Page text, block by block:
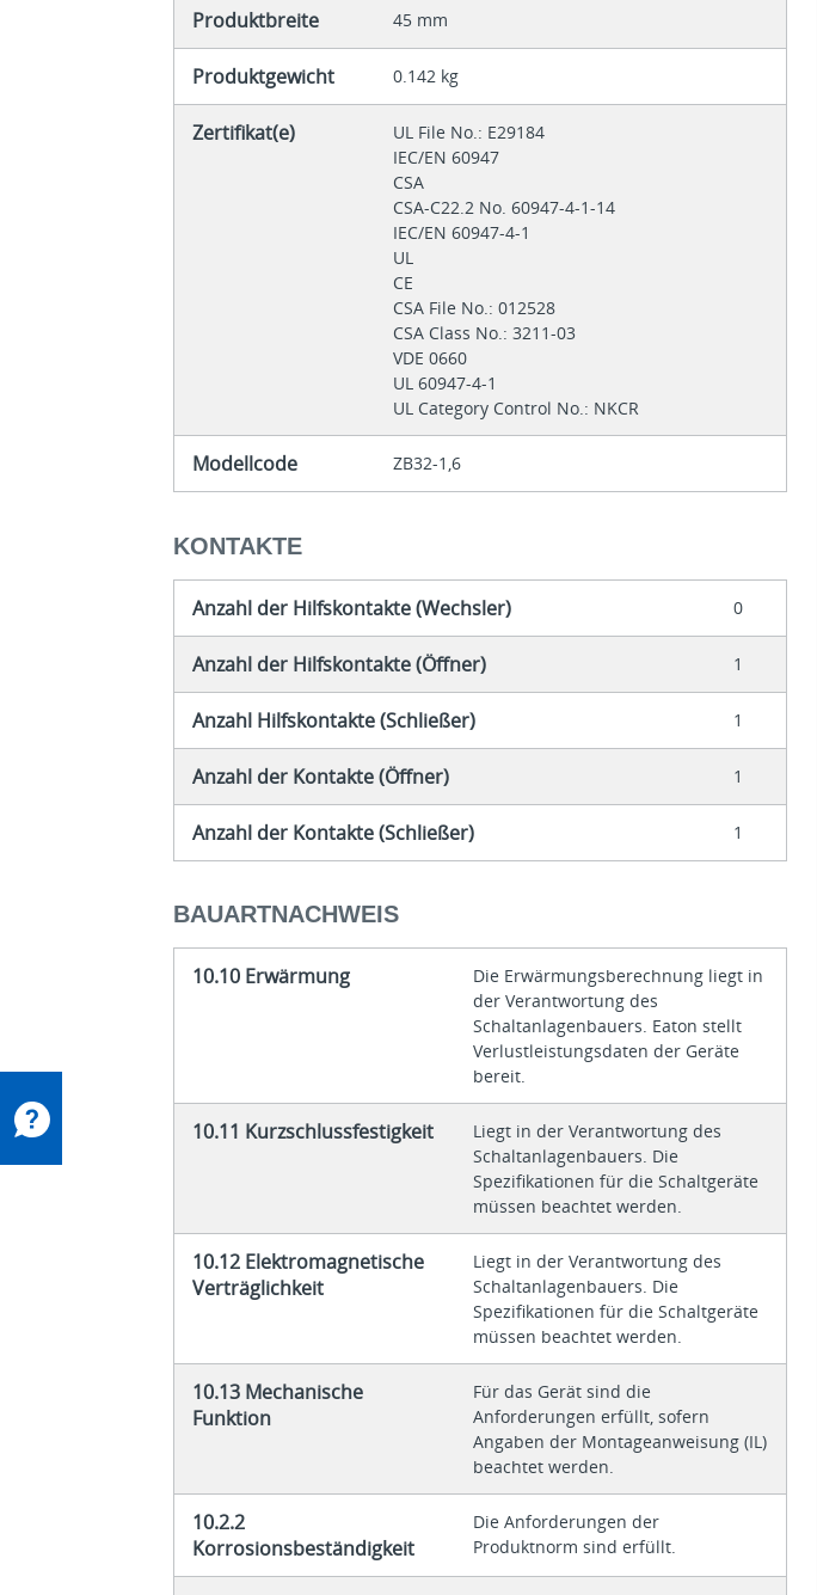
Produktbreite 45 mm
Produktgewicht 0.142 kg
Zertifikat(e)
UL File No.: E29184
IEC/EN 60947
CSA
CSA-C22.2 No. 60947-4-1-14
IEC/EN 60947-4-1
UL
CE
CSA File No.: 012528
CSA Class No.: 3211-03
VDE 0660
UL 60947-4-1
UL Category Control No.: NKCR
Modellcode ZB32-1,6
KONTAKTE
Anzahl der Hilfskontakte (Wechsler) 0
Anzahl der Hilfskontakte (Öffner) 1
Anzahl Hilfskontakte (Schließer) 1
Anzahl der Kontakte (Öffner) 1
Anzahl der Kontakte (Schließer) 1
BAUARTNACHWEIS
10.10 Erwärmung
Die Erwärmungsberechnung liegt in
der Verantwortung des
Schaltanlagenbauers. Eaton stellt
Verlustleistungsdaten der Geräte
bereit.
10.11 Kurzschlussfestigkeit
Liegt in der Verantwortung des
Schaltanlagenbauers. Die
Spezifikationen für die Schaltgeräte
müssen beachtet werden.
10.12 Elektromagnetische
Verträglichkeit
Liegt in der Verantwortung des
Schaltanlagenbauers. Die
Spezifikationen für die Schaltgeräte
müssen beachtet werden.
10.13 Mechanische
Funktion
Für das Gerät sind die
Anforderungen erfüllt, sofern
Angaben der Montageanweisung (IL)
beachtet werden.
10.2.2
Korrosionsbeständigkeit
Die Anforderungen der
Produktnorm sind erfüllt.